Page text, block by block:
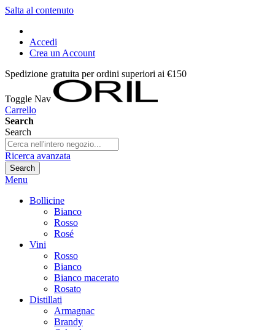
Salta al contenuto
Accedi
Crea un Account
Spedizione gratuita per ordini superiori ai €150
Toggle Nav
Carrello
Search
Search
Ricerca avanzata
Search
Menu
Bollicine
Bianco
Rosso
Rosé
Vini
Rosso
Bianco
Bianco macerato
Rosato
Distillati
Armagnac
Brandy